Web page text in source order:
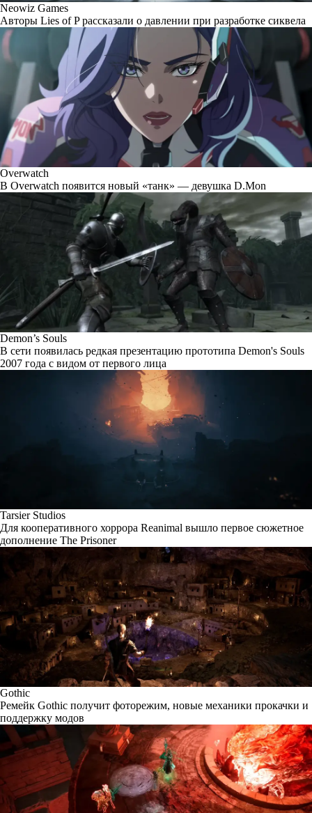
Neowiz Games
Авторы Lies of P рассказали о давлении при разработке сиквела
Overwatch
В Overwatch появится новый «танк» — девушка D.Mon
Demon’s Souls
В сети появилась редкая презентацию прототипа Demon's Souls
2007 года с видом от первого лица
Tarsier Studios
Для кооперативного хоррора Reanimal вышло первое сюжетное
дополнение The Prisoner
Gothic
Ремейк Gothic получит фоторежим, новые механики прокачки и
поддержку модов